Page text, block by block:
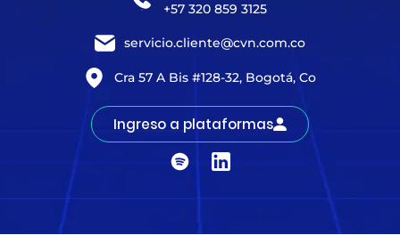
+57 320 859 3125
servicio.cliente@cvn.com.co
Cra 57 A Bis #128-32, Bogotá, Co
Ingreso a plataformas